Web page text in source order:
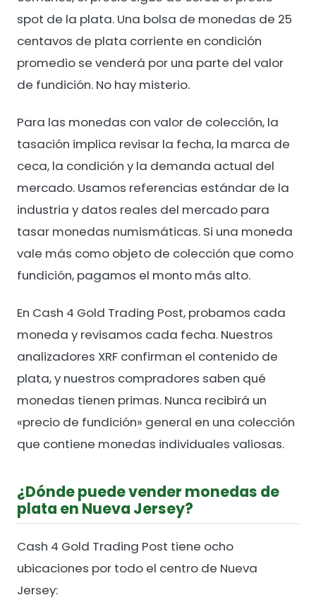
spot de la plata. Una bolsa de monedas de 25
centavos de plata corriente en condición
promedio se venderá por una parte del valor
de fundición. No hay misterio.
Para las monedas con valor de colección, la
tasación implica revisar la fecha, la marca de
ceca, la condición y la demanda actual del
mercado. Usamos referencias estándar de la
industria y datos reales del mercado para
tasar monedas numismáticas. Si una moneda
vale más como objeto de colección que como
fundición, pagamos el monto más alto.
En Cash 4 Gold Trading Post, probamos cada
moneda y revisamos cada fecha. Nuestros
analizadores XRF confirman el contenido de
plata, y nuestros compradores saben qué
monedas tienen primas. Nunca recibirá un
«precio de fundición» general en una colección
que contiene monedas individuales valiosas.
¿Dónde puede vender monedas de
plata en Nueva Jersey?
Cash 4 Gold Trading Post tiene ocho
ubicaciones por todo el centro de Nueva
Jersey: